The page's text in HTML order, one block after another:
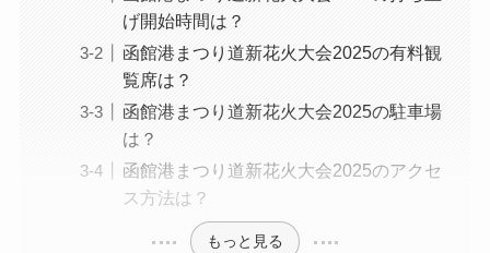
げ開始時間は？
函館港まつり道新花火大会2025の有料観
覧席は？
函館港まつり道新花火大会2025の駐車場
は？
函館港まつり道新花火大会2025のアクセ
ス方法は？
もっと見る